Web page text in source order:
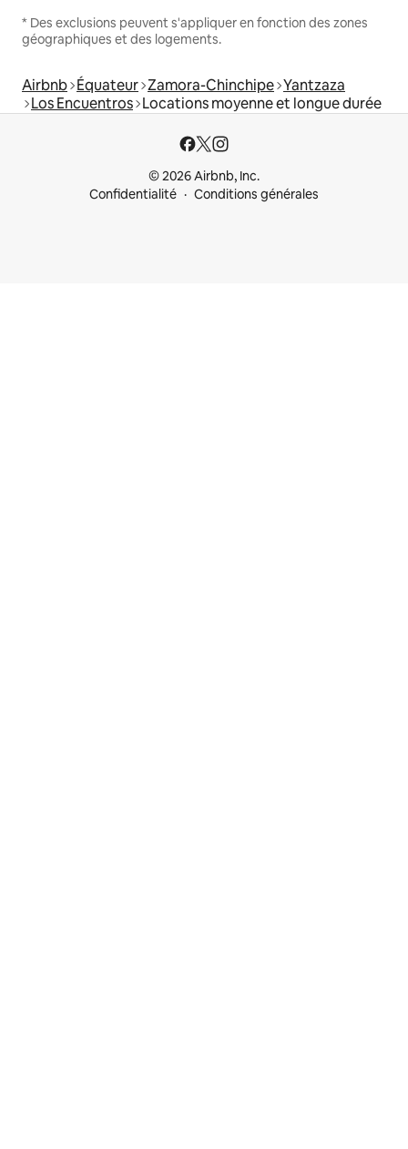
* Des exclusions peuvent s'appliquer en fonction des zones
géographiques et des logements.
Airbnb Équateur Zamora-Chinchipe Yantzaza
Los Encuentros Locations moyenne et longue durée
© 2026 Airbnb, Inc.
Confidentialité
Conditions générales